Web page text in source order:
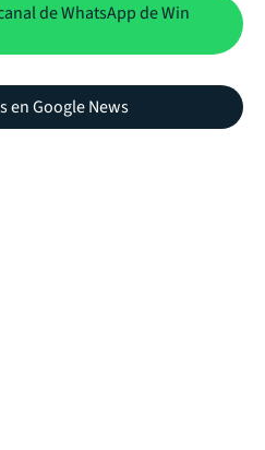
de WhatsApp de Win
en Google News